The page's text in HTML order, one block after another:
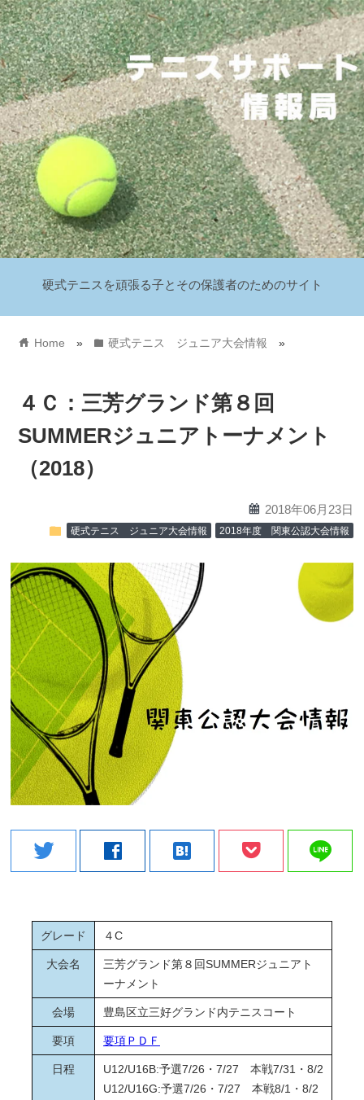
硬式テニスを頑張る子とその保護者のためのサイト
home Home » folder硬式テニス ジュニア大会情報 »
４Ｃ：三芳グランド第８回
SUMMERジュニアトーナメント
（2018）
calendar 2018年06月23日
folder 硬式テニス ジュニア大会情報 2018年度 関東公認大会情報
twitter facebook hatenabookmark line
グレード ４C
大会名
三芳グランド第８回SUMMERジュニアト
ーナメント
会場 豊島区立三好グランド内テニスコート
要項 要項ＰＤＦ
日程
U12/U16B:予選7/26・7/27 本戦7/31・8/2
U12/U16G:予選7/26・7/27 本戦8/1・8/2